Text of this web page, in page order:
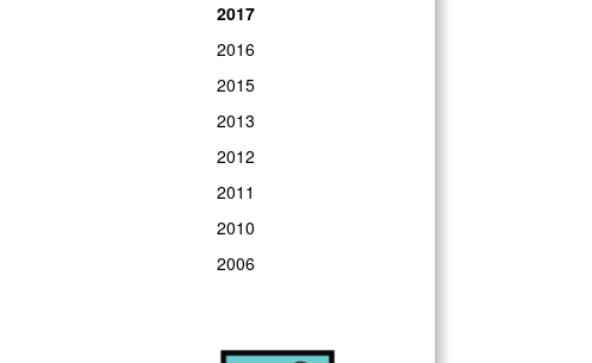
2017
2016
2015
2013
2012
2011
2010
2006